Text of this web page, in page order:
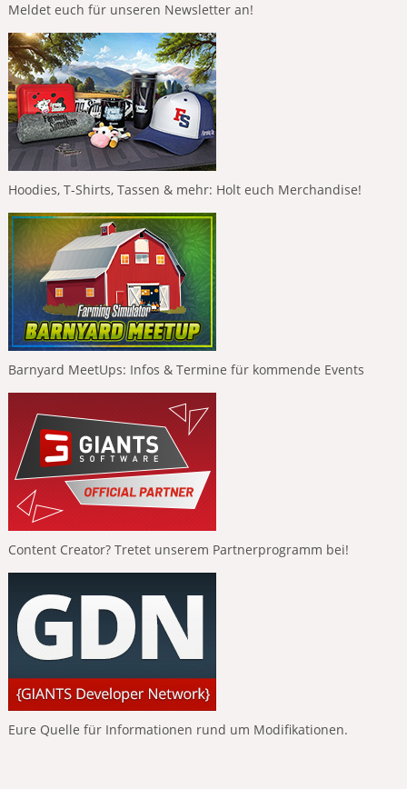
Meldet euch für unseren Newsletter an!
Hoodies, T-Shirts, Tassen & mehr: Holt euch Merchandise!
Barnyard MeetUps: Infos & Termine für kommende Events
Content Creator? Tretet unserem Partnerprogramm bei!
Eure Quelle für Informationen rund um Modifikationen.